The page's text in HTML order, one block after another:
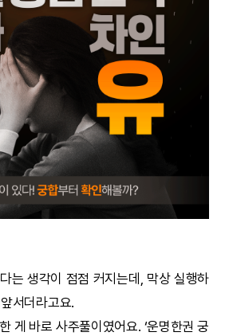
는 생각이 점점 커지는데, 막상 실행하
서더라고요.
게 바로 사주풀이였어요. ‘운명한권 궁